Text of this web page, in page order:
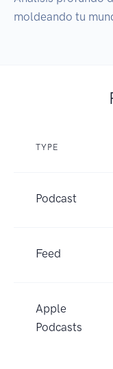
moldeando tu
TYPE
Podcast
Feed
Apple
Podcasts